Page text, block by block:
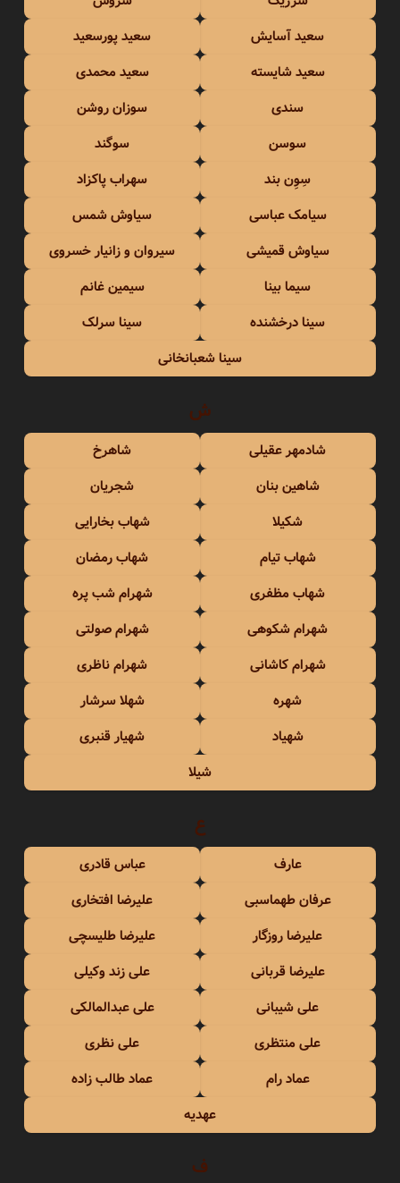
سعید آسایش
سعید پورسعید
سعید شایسته
سعید محمدی
سندی
سوزان روشن
سوسن
سوگند
سِوِن بند
سهراب پاکزاد
سیامک عباسی
سیاوش شمس
سیاوش قمیشی
سیروان و زانیار خسروی
سیما بینا
سیمین غانم
سینا درخشنده
سینا سرلک
سینا شعبانخانی
ش
شادمهر عقیلی
شاهرخ
شاهین بنان
شجریان
شکیلا
شهاب بخارایی
شهاب تیام
شهاب رمضان
شهاب مظفری
شهرام شب پره
شهرام شکوهی
شهرام صولتی
شهرام کاشانی
شهرام ناظری
شهره
شهلا سرشار
شهیاد
شهیار قنبری
شیلا
ع
عارف
عباس قادری
عرفان طهماسبی
علیرضا افتخاری
علیرضا روزگار
علیرضا طلیسچی
علیرضا قربانی
علی زند وکیلی
علی شیبانی
علی عبدالمالکی
علی منتظری
علی نظری
عماد رام
عماد طالب زاده
عهدیه
ف